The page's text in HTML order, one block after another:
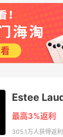
最高3%返利
305.1万人获得返利